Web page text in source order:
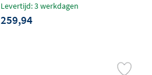
Levertijd: 3 werkdagen
259,94